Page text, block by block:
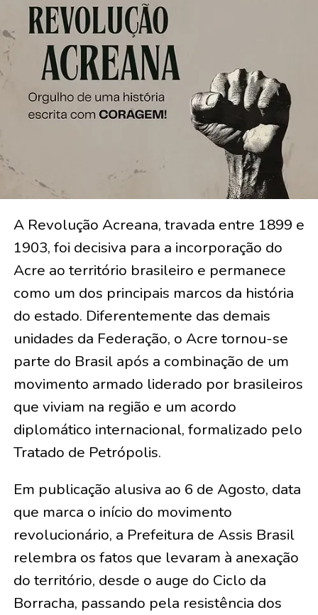
A Revolução Acreana, travada entre 1899 e
1903, foi decisiva para a incorporação do
Acre ao território brasileiro e permanece
como um dos principais marcos da história
do estado. Diferentemente das demais
unidades da Federação, o Acre tornou-se
parte do Brasil após a combinação de um
movimento armado liderado por brasileiros
que viviam na região e um acordo
diplomático internacional, formalizado pelo
Tratado de Petrópolis.
Em publicação alusiva ao 6 de Agosto, data
que marca o início do movimento
revolucionário, a Prefeitura de Assis Brasil
relembra os fatos que levaram à anexação
do território, desde o auge do Ciclo da
Borracha, passando pela resistência dos